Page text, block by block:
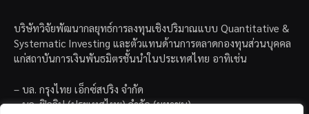
บริษัทวิจัยพัฒนากลยุทธ์การลงทุนเชิงปริมาณแบบ Quantitative &
Systematic Investing และตัวแทนด้านการตลาดกองทุนส่วนบุคคล
แก่สถาบันการเงินพันธมิตรชั้นนำในประเทศไทย อาทิเช่น
– บล. กรุงไทย เอ็กซ์สปริง จำกัด
– บล. ฟิลลิป (ประเทศไทย) จำกัด (มหาชน)